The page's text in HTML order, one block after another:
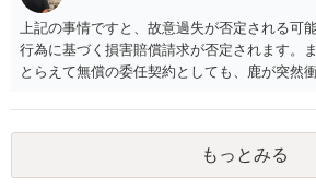
上記の事情ですと、故意過失が否定される可
行為に基づく損害賠償請求が否定されます。
とらえて無償の委任契約としても、鹿が突然
償請求も成立しない可能性があります。以上
定される可能性が高いです。ご参考にしてく
もっとみる